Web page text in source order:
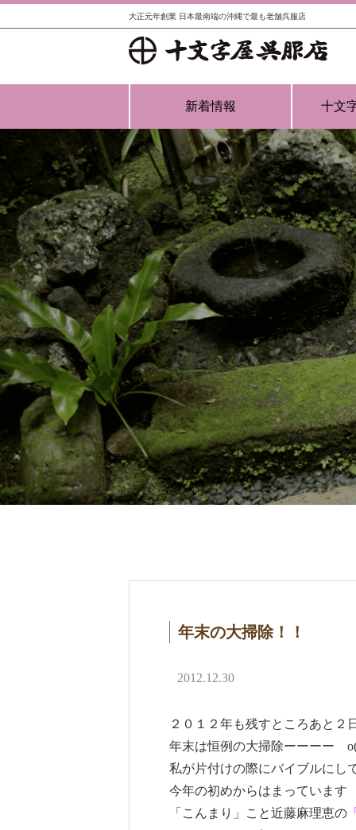
大正元年創業 日本最南端の沖縄で最も老舗呉服店
新着情報 十文
年末の大掃除！！
2012.12.30
２０１２年も残すところあと２
年末は恒例の大掃除ーーーー
私が片付けの際にバイブルにし
今年の初めからはまっています
「こんまり」こと近藤麻理恵の